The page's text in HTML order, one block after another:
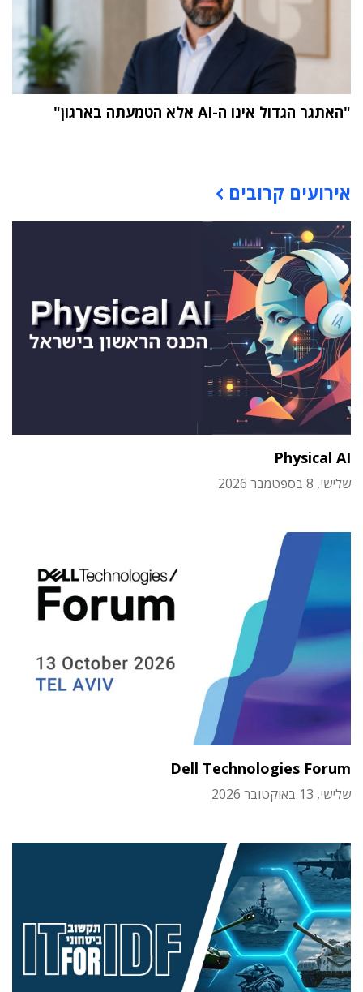
"האתגר הגדול אינו ה-AI אלא הטמעתה בארגון"
אירועים קרובים
Physical AI
שלישי, 8 בספטמבר 2026
Dell Technologies Forum
שלישי, 13 באוקטובר 2026